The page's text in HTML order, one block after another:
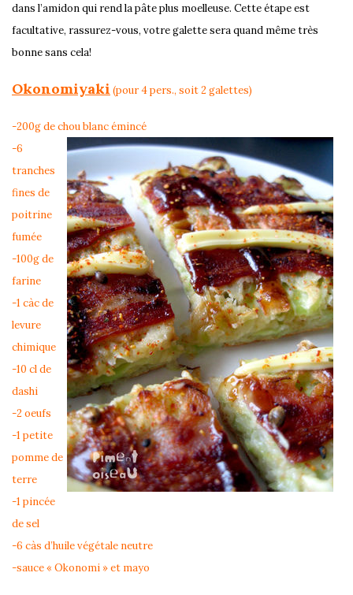
dans l’amidon qui rend la pâte plus moelleuse. Cette étape est
facultative, rassurez-vous, votre galette sera quand même très
bonne sans cela!
Okonomiyaki (pour 4 pers., soit 2 galettes)
-200g de chou blanc émincé
-6
tranches
fines de
poitrine
fumée
-100g de
farine
-1 càc de
levure
chimique
-10 cl de
dashi
-2 oeufs
-1 petite
pomme de
terre
-1 pincée
de sel
-6 càs d’huile végétale neutre
-sauce « Okonomi » et mayo